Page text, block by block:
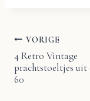
Bericht
navigatie
VORIGE
4 Retro Vintage
prachtstoeltjes uit
60